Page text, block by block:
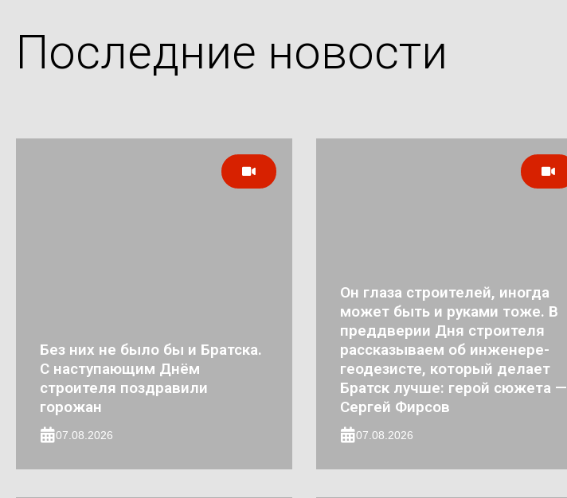
Последние новости
Без них не было бы и Братска.
С наступающим Днём
строителя поздравили
горожан
07.08.2026
Он глаза строителей, иногда
может быть и руками тоже. В
преддверии Дня строителя
рассказываем об инженере-
геодезисте, который делает
Братск лучше: герой сюжета —
Сергей Фирсов
07.08.2026